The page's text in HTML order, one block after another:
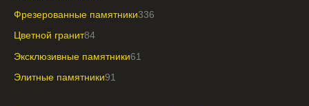
Фрезерованные памятники336
Цветной гранит84
Эксклюзивные памятники61
Элитные памятники91